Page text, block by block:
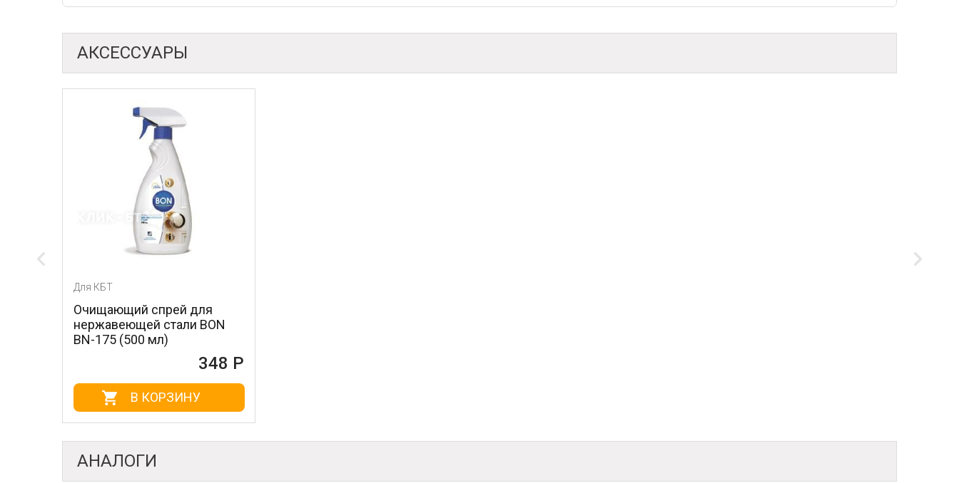
АКСЕССУАРЫ
Для КБТ
Очищающий спрей для
нержавеющей стали BON
BN-175 (500 мл)
348 Р
В КОРЗИНУ
АНАЛОГИ